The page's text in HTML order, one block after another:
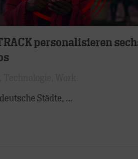
personalisieren
Städte, …